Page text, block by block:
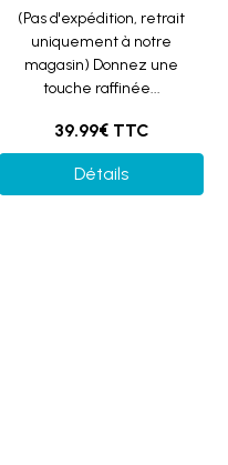
(Pas d'expédition, retrait
uniquement à notre
magasin) Donnez une
touche raffinée...
39.99€ TTC
Détails